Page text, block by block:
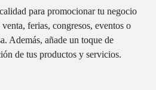
para promocionar tu negocio
ferias, congresos, eventos o
Además, añade un toque de
de tus productos y servicios.